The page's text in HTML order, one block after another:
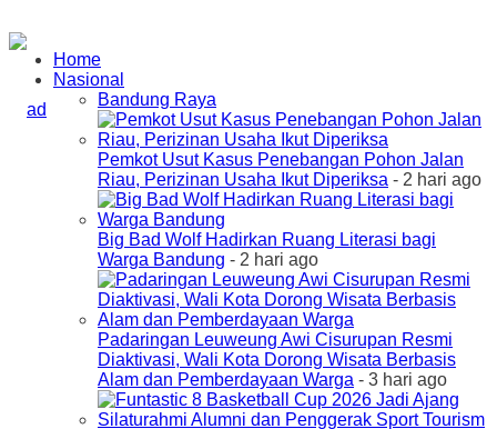
Home
Nasional
Bandung Raya
Pemkot Usut Kasus Penebangan Pohon Jalan
Riau, Perizinan Usaha Ikut Diperiksa - 2 hari ago
Big Bad Wolf Hadirkan Ruang Literasi bagi
Warga Bandung - 2 hari ago
Padaringan Leuweung Awi Cisurupan Resmi
Diaktivasi, Wali Kota Dorong Wisata Berbasis
Alam dan Pemberdayaan Warga - 3 hari ago